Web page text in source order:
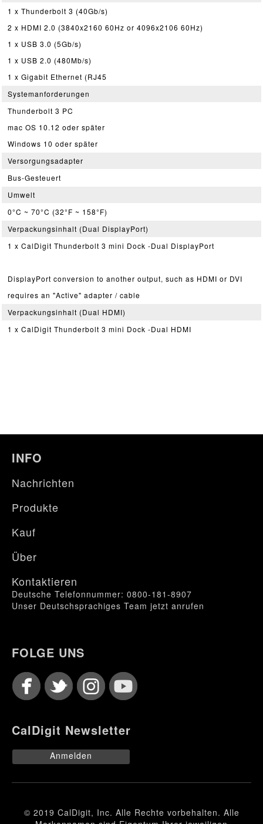
1 x Thunderbolt 3 (40Gb/s)
2 x HDMI 2.0 (3840x2160 60Hz or 4096x2106 60Hz)
1 x USB 3.0 (5Gb/s)
1 x USB 2.0 (480Mb/s)
1 x Gigabit Ethernet (RJ45
Systemanforderungen
Thunderbolt 3 PC
mac OS 10.12 oder später
Windows 10 oder später
Versorgungsadapter
Bus-Gesteuert
Umwelt
0°C ~ 70°C (32°F ~ 158°F)
Verpackungsinhalt (Dual DisplayPort)
1 x CalDigit Thunderbolt 3 mini Dock -Dual DisplayPort
DisplayPort conversion to another output, such as HDMI or DVI
requires an "Active" adapter / cable
Verpackungsinhalt (Dual HDMI)
1 x CalDigit Thunderbolt 3 mini Dock -Dual HDMI
INFO
Nachrichten
Produkte
Kauf
Über
Kontaktieren
Deutsche Telefonnummer: 0800-181-8907
Unser Deutschsprachiges Team jetzt anrufen
FOLGE UNS
CalDigit Newsletter
Anmelden
© 2019 CalDigit, Inc. Alle Rechte vorbehalten. Alle